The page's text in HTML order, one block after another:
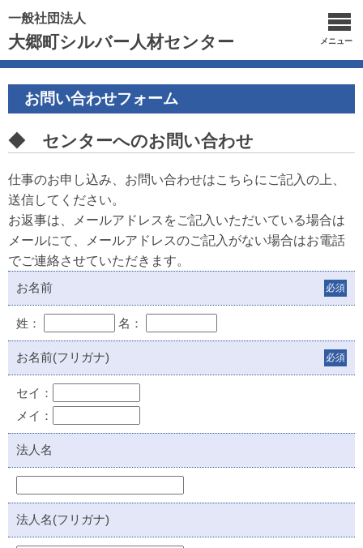
一般社団法人
大郷町シルバー人材センター メニュー
お問い合わせフォーム
◆ センターへのお問い合わせ
仕事のお申し込み、お問い合わせはこちらにご記入の上、
送信してください。
お返事は、メールアドレスをご記入いただいている場合は
メールにて、メールアドレスのご記入がない場合はお電話
でご連絡させていただきます。
お名前
必須
姓： 名：
お名前(フリガナ) 必須
セイ：
メイ：
法人名
法人名(フリガナ)